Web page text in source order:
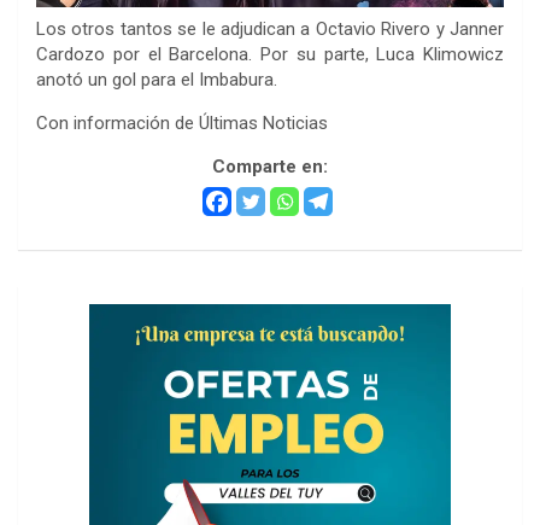
Los otros tantos se le adjudican a Octavio Rivero y Janner
Cardozo por el Barcelona. Por su parte, Luca Klimowicz
anotó un gol para el Imbabura.
Con información de Últimas Noticias
Comparte en: